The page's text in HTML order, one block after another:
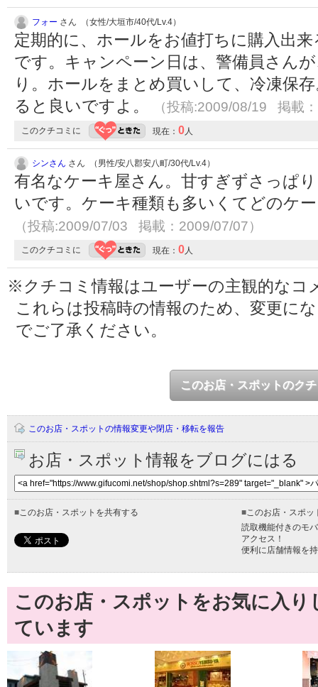
フォー さん （女性/大垣市/40代/Lv.4）
定期的に、ホールをお値打ちに購入出
です。キャンペーン日は、警備員さん
り。ホールをまとめ買いして、冷凍保
ると良いですよ。
（投稿:2009/08/19 掲載
このクチコミに 現在： 0人
シンさん さん （男性/安八郡安八町/30代/Lv.4）
有名なケーキ屋さん。甘すぎずさっぱ
いです。ケーキ種類も多いくてどのケ
（投稿:2009/07/03 掲載：2009/07/07）
このクチコミに 現在： 0人
※クチコミ情報はユーザーの主観的なコ
これらは投稿時の情報のため、変更に
でご了承ください。
このお店・スポットのク
このお店・スポットの情報変更や閉店・移転を報告
お店・スポット情報をブログにはる
■このお店・スポットを共有する ■このお店・スポッ
読取機能付きのモ
アクセス！
便利に店舗情報を
このお店・スポットをお気に入
ています